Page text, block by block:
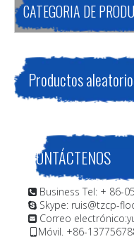
CATEGORIA DE
Productos
CONTÁCTENOS
 Business Tel: + 86-
 Skype: ruis@tzcp-
 Correo electrónico:
Móvil. +86-